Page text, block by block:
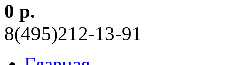
0 р.
8(495)212-13-91